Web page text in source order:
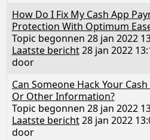
How Do I Fix My Cash App
Protection With Optimum
Topic begonnen 28 jan 2022
Laatste bericht28 jan 2022
door
Can Someone Hack Your
Or Other Information?
Topic begonnen 28 jan 2022
Laatste bericht28 jan 2022
door